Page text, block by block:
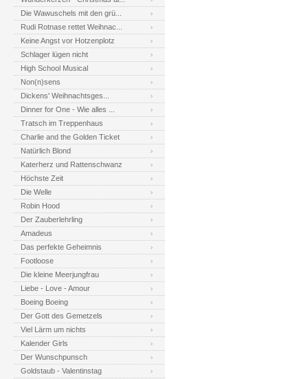
Die Wawuschels mit den grü...
Rudi Rotnase rettet Weihnac...
Keine Angst vor Hotzenplotz
Schlager lügen nicht
High School Musical
Non(n)sens
Dickens' Weihnachtsges...
Dinner for One - Wie alles ...
Tratsch im Treppenhaus
Charlie and the Golden Ticket
Natürlich Blond
Katerherz und Rattenschwanz
Höchste Zeit
Die Welle
Robin Hood
Der Zauberlehrling
Amadeus
Das perfekte Geheimnis
Footloose
Die kleine Meerjungfrau
Liebe - Love - Amour
Boeing Boeing
Der Gott des Gemetzels
Viel Lärm um nichts
Kalender Girls
Der Wunschpunsch
Goldstaub - Valentinstag